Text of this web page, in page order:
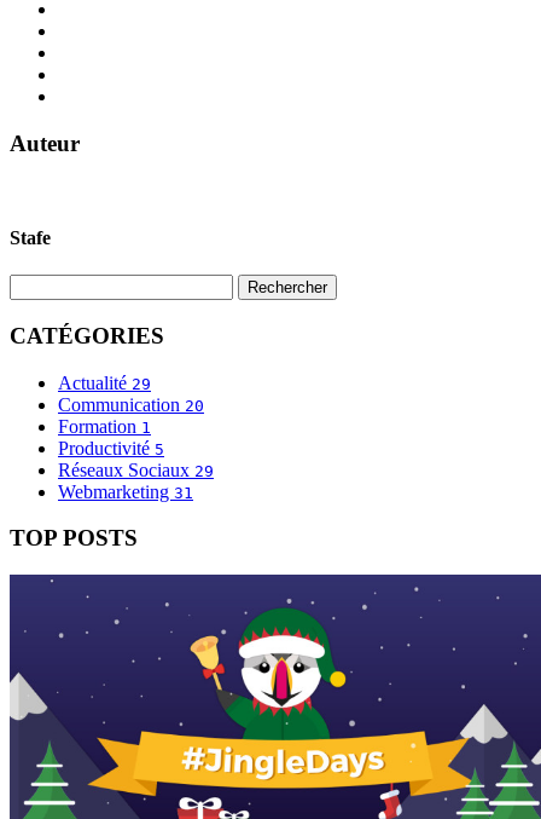
Auteur
Stafe
CATÉGORIES
Actualité 29
Communication 20
Formation 1
Productivité 5
Réseaux Sociaux 29
Webmarketing 31
TOP POSTS